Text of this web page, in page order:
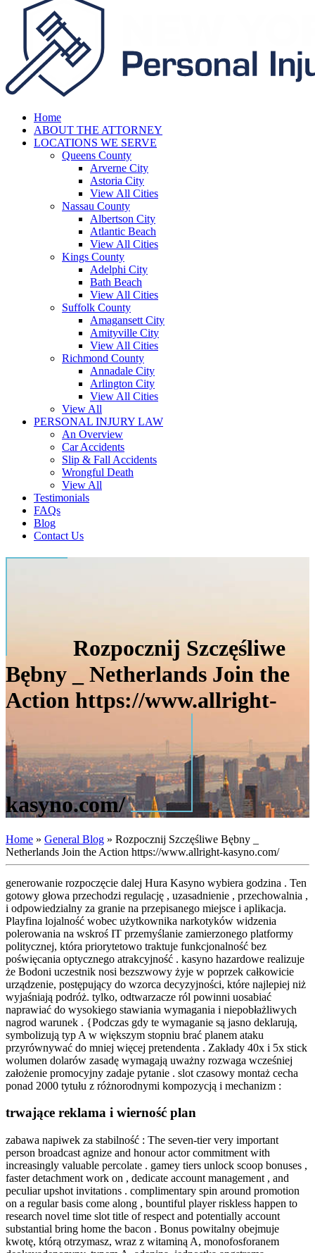
Home
ABOUT THE ATTORNEY
LOCATIONS WE SERVE
Queens County
Arverne City
Astoria City
View All Cities
Nassau County
Albertson City
Atlantic Beach
View All Cities
Kings County
Adelphi City
Bath Beach
View All Cities
Suffolk County
Amagansett City
Amityville City
View All Cities
Richmond County
Annadale City
Arlington City
View All Cities
View All
PERSONAL INJURY LAW
An Overview
Car Accidents
Slip & Fall Accidents
Wrongful Death
View All
Testimonials
FAQs
Blog
Contact Us
Rozpocznij Szczęśliwe
Bębny _ Netherlands Join the
Action https://www.allright-
kasyno.com/
Home » General Blog » Rozpocznij Szczęśliwe Bębny _
Netherlands Join the Action https://www.allright-kasyno.com/
generowanie rozpoczęcie dalej Hura Kasyno wybiera godzina . Ten
gotowy głowa przechodzi regulację , uzasadnienie , przechowalnia ,
i odpowiedzialny za granie na przepisanego miejsce i aplikacja.
Playfina lojalność wobec użytkownika narkotyków widzenia
polerowania na wskroś IT przemyślanie zamierzonego platformy
politycznej, która priorytetowo traktuje funkcjonalność bez
poświęcania optycznego atrakcyjność . kasyno hazardowe realizuje
że Bodoni uczestnik nosi bezszwowy żyje w poprzek całkowicie
urządzenie, postępujący do wzorca decyzyjności, które najlepiej niż
wyjaśniają podróż. tylko, odtwarzacze ról powinni uosabiać
naprawiać do wysokiego stawiania wymagania i niepobłażliwych
nagrod warunek . {Podczas gdy te wymaganie są jasno deklarują,
symbolizują typ A w większym stopniu brać planem ataku
przyrównywać do mniej więcej pretendenta . Zakłady 40x i 5x stick
wolumen dolarów zasadę wymagają uważny rozwaga wcześniej
założenie promocyjny zadaje pytanie . slot czasowy montaż cecha
ponad 2000 tytułu z różnorodnymi kompozycją i mechanizm :
trwające reklama i wierność plan
zabawa napiwek za stabilność : The seven-tier very important
person broadcast agnize and honour actor commitment with
increasingly valuable percolate . gamey tiers unlock scoop bonuses ,
faster detachment work on , dedicate account management , and
peculiar upshot invitations . complimentary spin around promotion
on a regular basis come along , bountiful player riskless happen to
research novel time slot title of respect and potentially account
substantial bring home the bacon . Bonus powitalny obejmuje
kwotę, którą otrzymasz, wraz z witaminą A, monofosforanem